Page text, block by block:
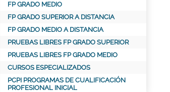
FP GRADO MEDIO
FP GRADO SUPERIOR A DISTANCIA
FP GRADO MEDIO A DISTANCIA
PRUEBAS LIBRES FP GRADO SUPERIOR
PRUEBAS LIBRES FP GRADO MEDIO
CURSOS ESPECIALIZADOS
PCPI PROGRAMAS DE CUALIFICACIÓN
PROFESIONAL INICIAL